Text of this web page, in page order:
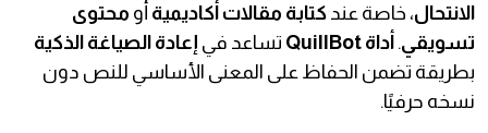
الانتحال، خاصة عند كتابة مقالات أكاديمية أو محتوى
تسويقي. أداة QuillBot تساعد في إعادة الصياغة الذكية
بطريقة تضمن الحفاظ على المعنى الأساسي للنص دون
نسخه حرفيًا.